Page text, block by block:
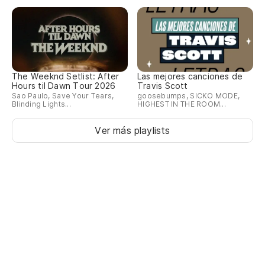
The Weeknd Setlist: After
Hours til Dawn Tour 2026
Sao Paulo, Save Your Tears,
Blinding Lights...
Las mejores canciones de
Travis Scott
goosebumps, SICKO MODE,
HIGHEST IN THE ROOM...
Ver más playlists